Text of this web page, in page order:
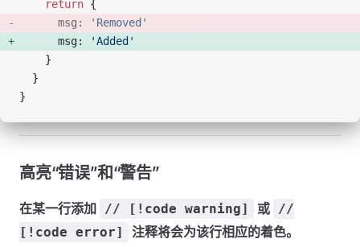
    return
{
      msg:
'Removed'
      msg:
'Added'
    }
  }
}
高亮“错误”和“警告”
在某一行添加 // [!code warning] 或 //
[!code error]
注释将会为该行相应的着色。